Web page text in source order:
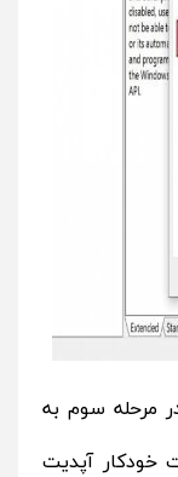
کردن آپدیت ویندوز 10، در مرحله سوم به
خودکار آپدیت